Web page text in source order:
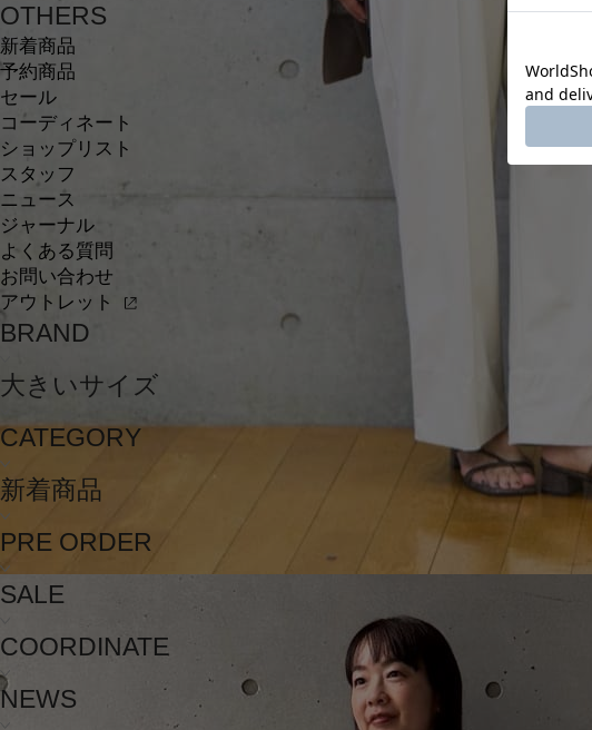
OTHERS
新着商品
予約商品
セール
コーディネート
ショップリスト
スタッフ
ニュース
ジャーナル
よくある質問
お問い合わせ
アウトレット
BRAND
大きいサイズ
CATEGORY
新着商品
PRE ORDER
SALE
COORDINATE
NEWS